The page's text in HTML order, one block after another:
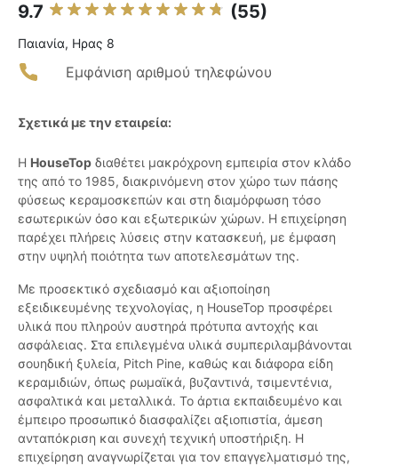
9.7 (55)
Παιανία, Ηρας 8
Εμφάνιση αριθμού τηλεφώνου
Σχετικά με την εταιρεία:
Η HouseTop διαθέτει μακρόχρονη εμπειρία στον κλάδο
της από το 1985, διακρινόμενη στον χώρο των πάσης
φύσεως κεραμοσκεπών και στη διαμόρφωση τόσο
εσωτερικών όσο και εξωτερικών χώρων. Η επιχείρηση
παρέχει πλήρεις λύσεις στην κατασκευή, με έμφαση
στην υψηλή ποιότητα των αποτελεσμάτων της.
Με προσεκτικό σχεδιασμό και αξιοποίηση
εξειδικευμένης τεχνολογίας, η HouseTop προσφέρει
υλικά που πληρούν αυστηρά πρότυπα αντοχής και
ασφάλειας. Στα επιλεγμένα υλικά συμπεριλαμβάνονται
σουηδική ξυλεία, Pitch Pine, καθώς και διάφορα είδη
κεραμιδιών, όπως ρωμαϊκά, βυζαντινά, τσιμεντένια,
ασφαλτικά και μεταλλικά. Το άρτια εκπαιδευμένο και
έμπειρο προσωπικό διασφαλίζει αξιοπιστία, άμεση
ανταπόκριση και συνεχή τεχνική υποστήριξη. Η
επιχείρηση αναγνωρίζεται για τον επαγγελματισμό της,